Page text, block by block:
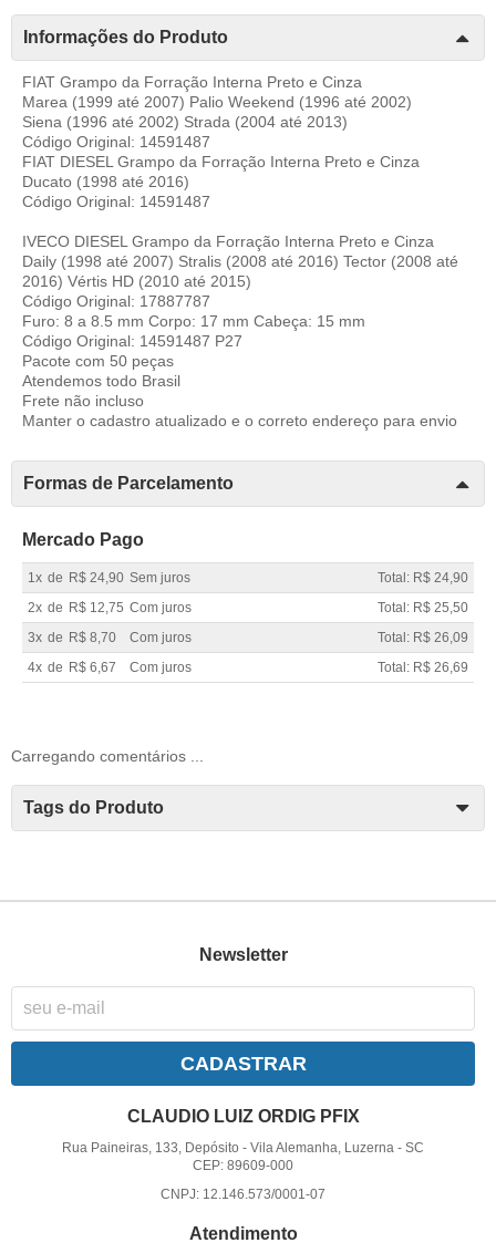
Informações do Produto
FIAT Grampo da Forração Interna Preto e Cinza
Marea (1999 até 2007) Palio Weekend (1996 até 2002)
Siena (1996 até 2002) Strada (2004 até 2013)
Código Original: 14591487
FIAT DIESEL Grampo da Forração Interna Preto e Cinza
Ducato (1998 até 2016)
Código Original: 14591487
IVECO DIESEL Grampo da Forração Interna Preto e Cinza
Daily (1998 até 2007) Stralis (2008 até 2016) Tector (2008 até
2016) Vértis HD (2010 até 2015)
Código Original: 17887787
Furo: 8 a 8.5 mm Corpo: 17 mm Cabeça: 15 mm
Código Original: 14591487 P27
Pacote com 50 peças
Atendemos todo Brasil
Frete não incluso
Manter o cadastro atualizado e o correto endereço para envio
Formas de Parcelamento
Mercado Pago
1x de R$ 24,90 Sem juros
Total: R$ 24,90
2x de R$ 12,75 Com juros
Total: R$ 25,50
3x de R$ 8,70 Com juros
Total: R$ 26,09
4x de R$ 6,67 Com juros Total: R$ 26,69
Carregando comentários ...
Tags do Produto
Newsletter
CADASTRAR
CLAUDIO LUIZ ORDIG PFIX
Rua Paineiras, 133, Depósito -Vila Alemanha, Luzerna -SC
CEP: 89609-000
CNPJ: 12.146.573/0001-07
Atendimento